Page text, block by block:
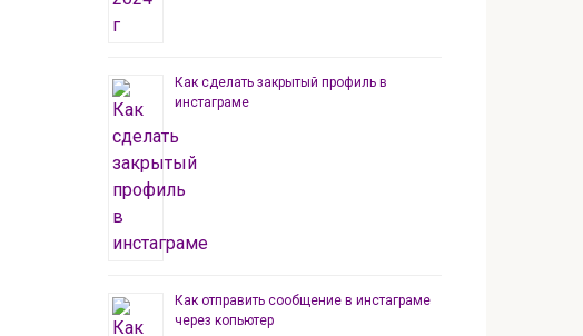
Как сделать закрытый профиль в
инстаграме
Как отправить сообщение в инстаграме
через копьютер